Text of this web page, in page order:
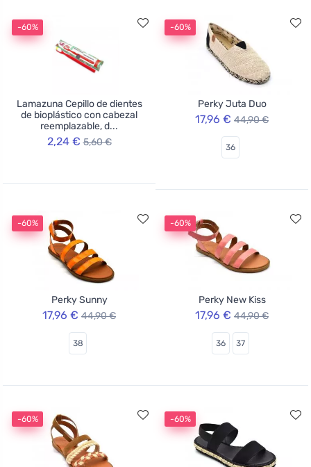
-60%
Lamazuna Cepillo de dientes
de bioplástico con cabezal
reemplazable, d...
2,24 € 5,60 €
-60%
Perky Juta Duo
17,96 € 44,90 €
36
-60%
Perky Sunny
17,96 € 44,90 €
38
-60%
Perky New Kiss
17,96 € 44,90 €
36 37
-60% -60%